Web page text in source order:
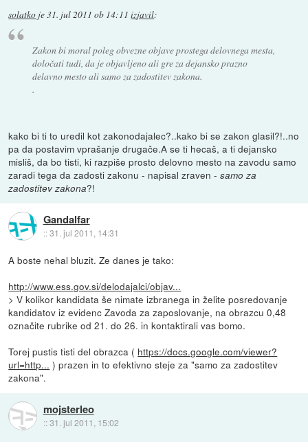
solatko je31. jul 2011 ob 14:11 izjavil:
Zakon bi moral poleg obvezne objave prostega delovnega mesta,
določati tudi, da je objavljeno ali gre za dejansko prazno
delavno mesto ali samo za zadostitev zakona.
.
kako bi ti to uredil kot zakonodajalec?..kako bi se zakon glasil?!..no
pa da postavim vprašanje drugače.A se ti hecaš, a ti dejansko
misliš, da bo tisti, ki razpiše prosto delovno mesto na zavodu samo
zaradi tega da zadosti zakonu - napisal zraven -samo za
zadostitev zakona?!
Gandalfar
::31. jul 2011, 14:31
A boste nehal bluzit. Ze danes je tako:
http://www.ess.gov.si/delodajalci/objav...
> V kolikor kandidata še nimate izbranega in želite posredovanje
kandidatov iz evidenc Zavoda za zaposlovanje, na obrazcu 0,48
označite rubrike od 21. do 26. in kontaktirali vas bomo.
Torej pustis tisti del obrazca ( https://docs.google.com/viewer?
url=http... ) prazen in to efektivno steje za "samo za zadostitev
zakona".
mojsterleo
::31. jul 2011, 15:02